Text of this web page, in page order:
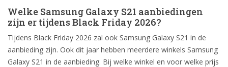
Welke Samsung Galaxy S21 aanbiedingen
zijn er tijdens Black Friday 2026?
Tijdens Black Friday 2026 zal ook Samsung Galaxy S21 in de
aanbieding zijn. Ook dit jaar hebben meerdere winkels Samsung
Galaxy S21 in de aanbieding. Bij welke winkel en voor welke prijs